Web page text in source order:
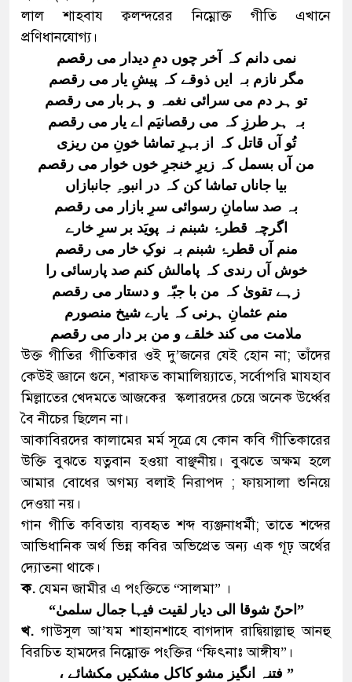
লাল শাহবায ক্বলন্দরের নিম্নোক্ত গীতি এখানে
প্রণিধানযোগ্য।
نمی دانم کہ آخر چوں دمِ دیدار می رقصم
مگر نازم بہ ایں ذوقے کہ پیشِ یار می رقصم
تو ہر دم می سرائی نغمہ و ہر بار می رقصم
بہ ہر طرزِ کہ می رقصانیَم اے یار می رقصم
تُو آں قاتل کہ از بہرِ تماشا خونِ من ریزی
من آں بسمل کہ زیرِ خنجرِ خوں خوار می رقصم
بیا جاناں تماشا کن کہ در انبوہِ جانبازاں
بہ صد سامانِ رسوائی سرِ بازار می رقصم
اگرچہ قطرۂ شبنم نہ پویَد بر سرِ خارے
منم آں قطرۂ شبنم بہ نوکِ خار می رقصم
خوش آں رندی کہ پامالش کنم صد پارسائی را
زہے تقویٰ کہ من با جبّہ و دستار می رقصم
منم عثمانِ ہرنی کہ یارے شیخ منصورم
ملامت می کند خلقے و من بر دار می رقصم
উক্ত গীতির গীতিকার ওই দু’জনের যেই হোন না; তাঁদের
কেউই জ্ঞানে গুনে, শরাফত কামালিয়্যাতে, সর্বোপরি মাযহাব
মিল্লাতের খেদমতে আজকের স্কলারদের চেয়ে অনেক উর্ধ্বের
বৈ নীচের ছিলেন না।
আকাবিরদের কালামের মর্ম সূত্রে যে কোন কবি গীতিকারের
উক্তি বুঝতে যত্নবান হওয়া বাঞ্ছনীয়। বুঝতে অক্ষম হলে
আমার বোধের অগম্য বলাই নিরাপদ ; ফায়সালা শুনিয়ে
দেওয়া নয়।
গান গীতি কবিতায় ব্যবহৃত শব্দ ব্যঞ্জনাধর্মী; তাতে শব্দের
আভিধানিক অর্থ ভিন্ন কবির অভিপ্রেত অন্য এক গূঢ় অর্থের
দ্যোতনা থাকে।
ক. যেমন জামীর এ পংক্তিতে “সালমা” ।
”احنً شوقا الی دیار لقیت فیہا جمال سلمیٰ“
খ. গাউসুল আ’যম শাহানশাহে বাগদাদ রাদ্বিয়াল্লাহু আনহু
বিরচিত হামদের নিম্নোক্ত পংক্তির “ফিৎনাঃ আঙ্গীয”।
” فتنہ انگیز مشو کاکل مشکیں مکشائے ،